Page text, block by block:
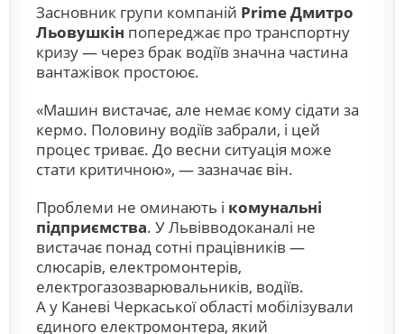
Засновник групи компаній Prime Дмитро
Льовушкін попереджає про транспортну
кризу — через брак водіїв значна частина
вантажівок простоює.
«Машин вистачає, але немає кому сідати за
кермо. Половину водіїв забрали, і цей
процес триває. До весни ситуація може
стати критичною», — зазначає він.
Проблеми не оминають і комунальні
підприємства. У Львівводоканалі не
вистачає понад сотні працівників —
слюсарів, електромонтерів,
електрогазозварювальників, водіїв.
А у Каневі Черкаської області мобілізували
єдиного електромонтера, який